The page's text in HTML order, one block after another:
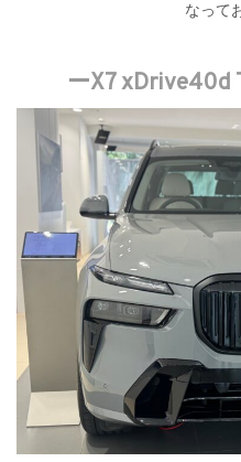
なって
ーX7 xDrive40d